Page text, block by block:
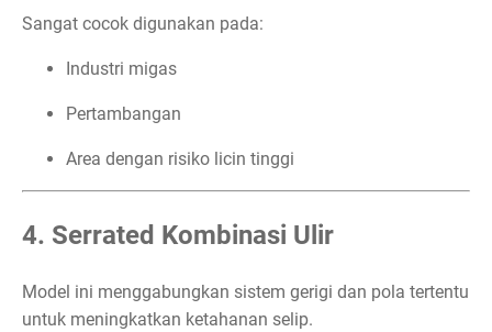
Sangat cocok digunakan pada:
Industri migas
Pertambangan
Area dengan risiko licin tinggi
4. Serrated Kombinasi Ulir
Model ini menggabungkan sistem gerigi dan pola tertentu
untuk meningkatkan ketahanan selip.